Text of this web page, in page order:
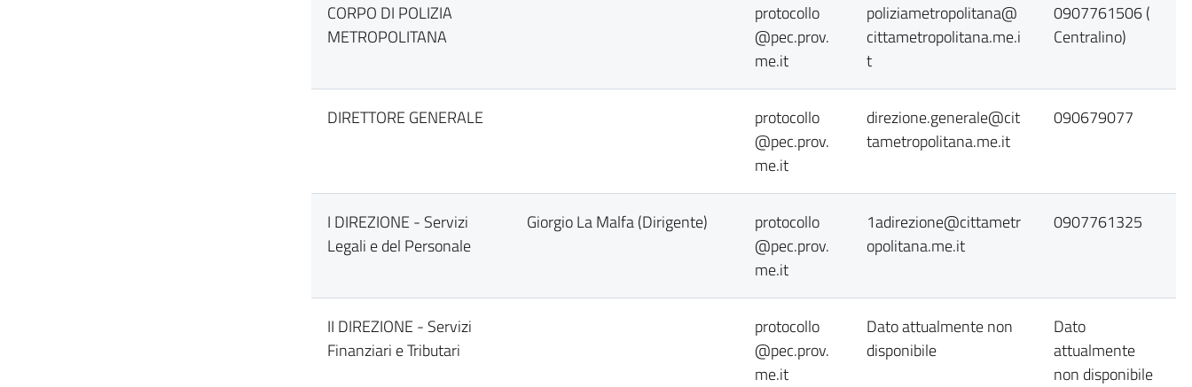
CORPO DI POLIZIA
METROPOLITANA
protocollo
@pec.prov.
me.it
poliziametropolitana@
cittametropolitana.me.i
t
0907761506 (
Centralino)
DIRETTORE GENERALE
protocollo
@pec.prov.
me.it
direzione.generale@cit
tametropolitana.me.it
090679077
I DIREZIONE - Servizi
Legali e del Personale
Giorgio La Malfa (Dirigente)
protocollo
@pec.prov.
me.it
1adirezione@cittametr
opolitana.me.it
0907761325
II DIREZIONE - Servizi
Finanziari e Tributari
protocollo
@pec.prov.
me.it
Dato attualmente non
disponibile
Dato
attualmente
non disponibile